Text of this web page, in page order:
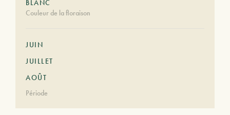
BLANC
Couleur de la floraison
JUIN
JUILLET
AOÛT
Période